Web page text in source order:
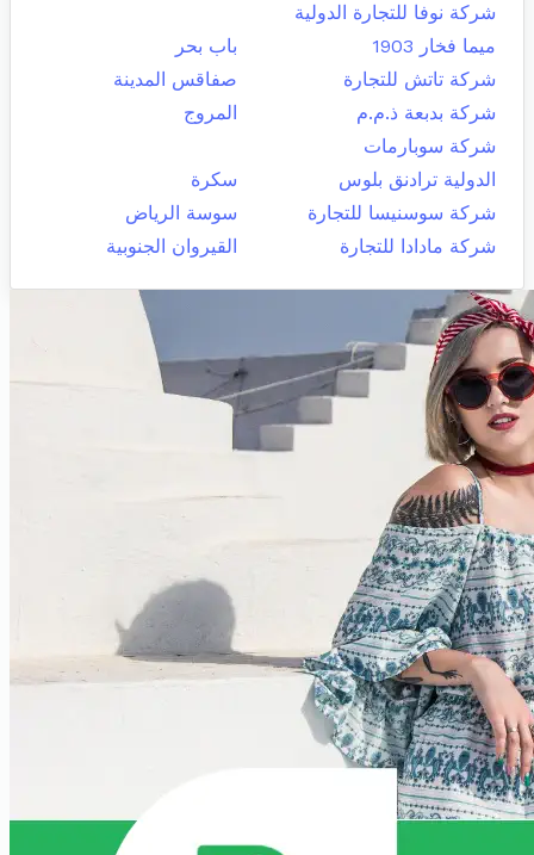
شركة نوفا للتجارة الدولية
ميما فخار 1903
باب بحر
شركة تاتش للتجارة
صفاقس المدينة
شركة بدبعة ذ.م.م
المروج
شركة سوبارمات
الدولية ترادنق بلوس
سكرة
شركة سوسنيسا للتجارة
سوسة الرياض
شركة مادادا للتجارة
القيروان الجنوبية